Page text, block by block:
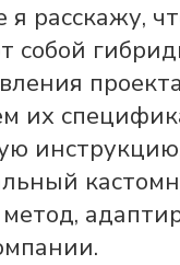
я расскажу,
собой
их